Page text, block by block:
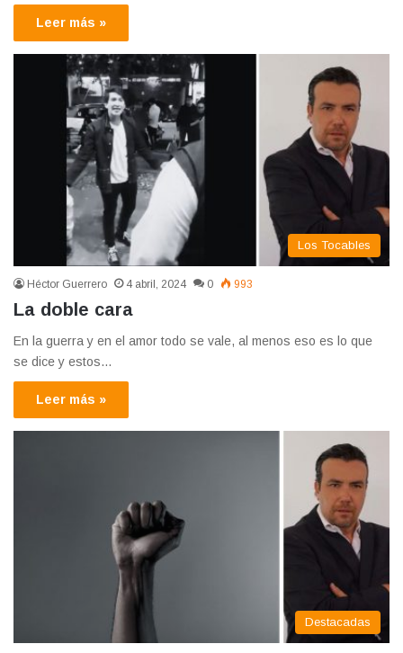
Leer más »
Los Tocables
Héctor Guerrero 4 abril, 2024 0 993
La doble cara
En la guerra y en el amor todo se vale, al menos eso es lo que
se dice y estos…
Leer más »
Destacadas